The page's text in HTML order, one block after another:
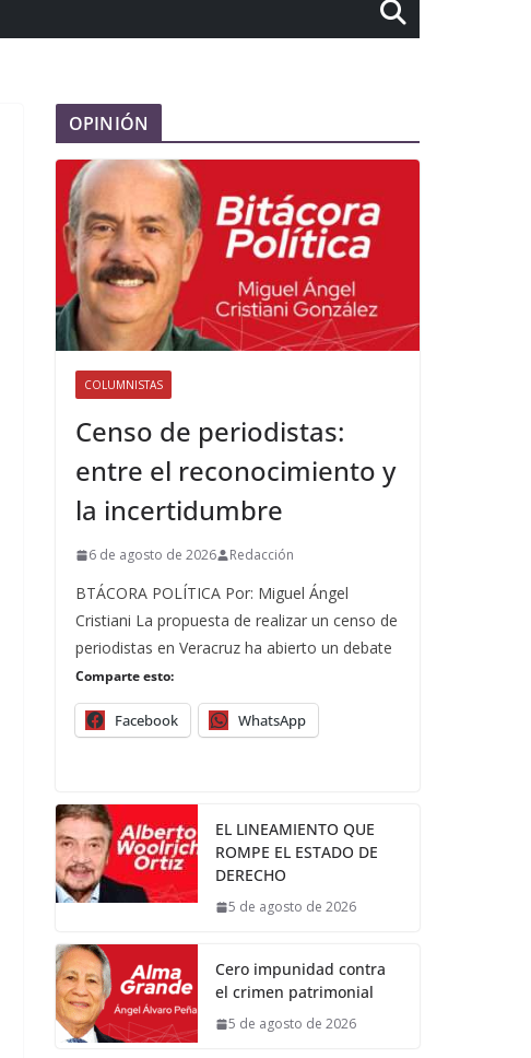
OPINIÓN
COLUMNISTAS
Censo de periodistas:
entre el reconocimiento y
la incertidumbre
6 de agosto de 2026 Redacción
BTÁCORA POLÍTICA Por: Miguel Ángel
Cristiani La propuesta de realizar un censo de
periodistas en Veracruz ha abierto un debate
Comparte esto:
Facebook WhatsApp
EL LINEAMIENTO QUE
ROMPE EL ESTADO DE
DERECHO
5 de agosto de 2026
Cero impunidad contra
el crimen patrimonial
5 de agosto de 2026